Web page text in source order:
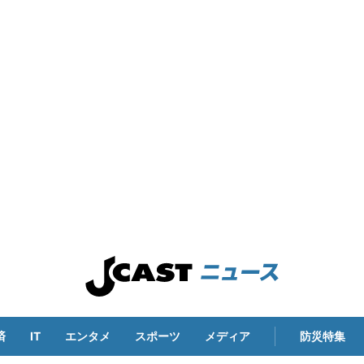
IT エンタメ スポーツ メディア 防災特集